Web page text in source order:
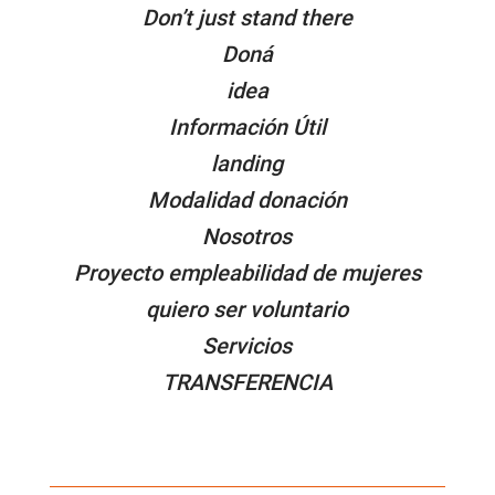
Don’t just stand there
Doná
idea
Información Útil
landing
Modalidad donación
Nosotros
Proyecto empleabilidad de mujeres
quiero ser voluntario
Servicios
TRANSFERENCIA